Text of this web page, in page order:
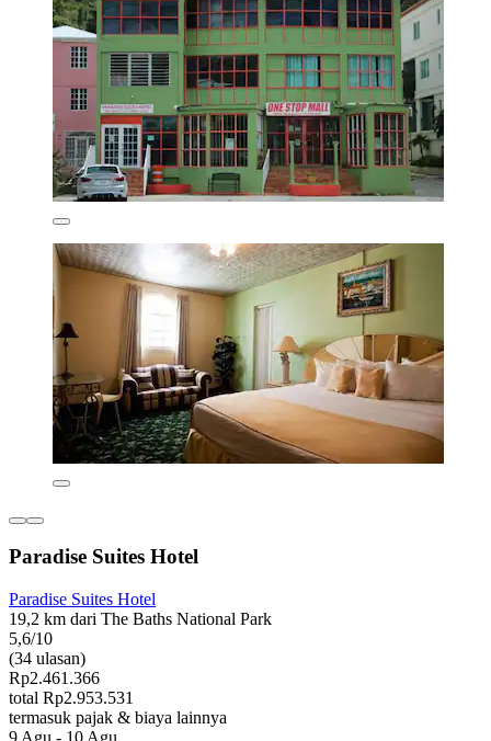
Paradise Suites Hotel
Paradise Suites Hotel
19,2 km dari The Baths National Park
5,6/10
(34 ulasan)
Rp2.461.366
total Rp2.953.531
termasuk pajak & biaya lainnya